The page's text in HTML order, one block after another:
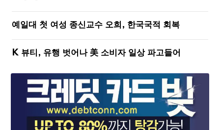
예일대 첫 여성 종신교수 오희, 한국국적 회복
K 뷰티, 유행 벗어나 美 소비자 일상 파고들어